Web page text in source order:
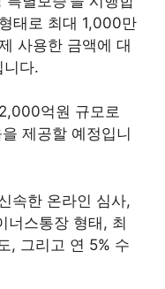
태로 최대 1,000만
사용한 금액에 대
니다.
억원 규모로
제공할 예정입니
속한 온라인 심사,
너스통장 형태, 최
, 그리고 연 5% 수